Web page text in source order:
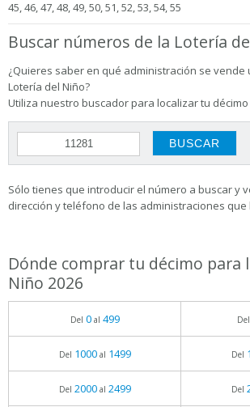
45, 46, 47, 48, 49, 50, 51, 52, 53, 54, 55
Buscar números de la Lotería
¿Quieres saber en qué administración se vende
Lotería del Niño?
Utiliza nuestro buscador para localizar tu
Sólo tienes que introducir el número a buscar y
dirección y teléfono de las administraciones que
Dónde comprar tu décimo para
Niño 2026
Del 0al 499 Del
Del 1000al 1499 Del
Del 2000al 2499 Del